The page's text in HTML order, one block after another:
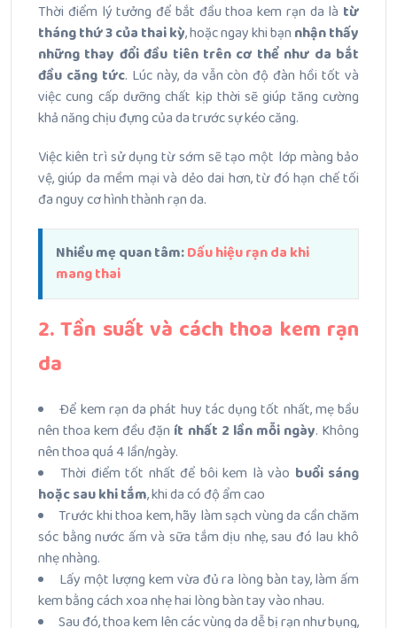
Thời điểm lý tưởng để bắt đầu thoa kem rạn da là từ
tháng thứ 3 của thai kỳ, hoặc ngay khi bạn nhận thấy
những thay đổi đầu tiên trên cơ thể như da bắt
đầu căng tức. Lúc này, da vẫn còn độ đàn hồi tốt và
việc cung cấp dưỡng chất kịp thời sẽ giúp tăng cường
khả năng chịu đựng của da trước sự kéo căng.
Việc kiên trì sử dụng từ sớm sẽ tạo một lớp màng bảo
vệ, giúp da mềm mại và dẻo dai hơn, từ đó hạn chế tối
đa nguy cơ hình thành rạn da.
Nhiều mẹ quan tâm:Dấu hiệu rạn da khi
mang thai
2. Tần suất và cách thoa kem rạn
da
Để kem rạn da phát huy tác dụng tốt nhất, mẹ bầu
nên thoa kem đều đặn ít nhất 2 lần mỗi ngày. Không
nên thoa quá 4 lần/ngày.
Thời điểm tốt nhất để bôi kem là vào buổi sáng
hoặc sau khi tắm, khi da có độ ẩm cao
Trước khi thoa kem, hãy làm sạch vùng da cần chăm
sóc bằng nước ấm và sữa tắm dịu nhẹ, sau đó lau khô
nhẹ nhàng.
Lấy một lượng kem vừa đủ ra lòng bàn tay, làm ấm
kem bằng cách xoa nhẹ hai lòng bàn tay vào nhau.
Sau đó, thoa kem lên các vùng da dễ bị rạn như bụng,